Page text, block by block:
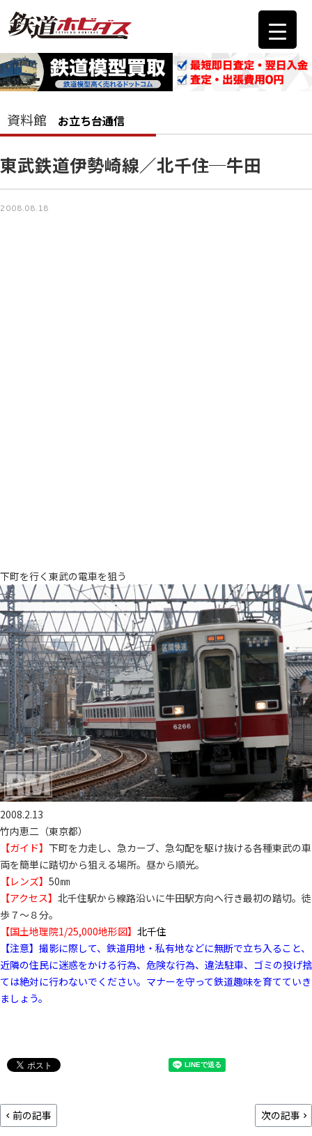
資料館 お立ち台通信
東武鉄道伊勢崎線／北千住─牛田
2008.08.18
下町を行く東武の電車を狙う
2008.2.13
竹内恵二（東京都）
【ガイド】 下町を力走し、急カーブ、急勾配を駆け抜ける各種東武の車
両を簡単に踏切から狙える場所。昼から順光。
【レンズ】 50㎜
【アクセス】 北千住駅から線路沿いに牛田駅方向へ行き最初の踏切。徒
歩７～８分。
【国土地理院1/25,000地形図】 北千住
【注意】撮影に際して、鉄道用地・私有地などに無断で立ち入ること、
近隣の住民に迷惑をかける行為、危険な行為、違法駐車、ゴミの投げ捨
ては絶対に行わないでください。マナーを守って鉄道趣味を育てていき
ましょう。
前の記事 次の記事